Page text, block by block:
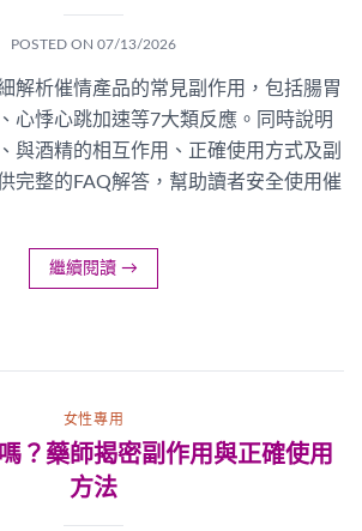
POSTED ON 07/13/2026
解析催情產品的常見副作用，包括腸胃
心悸心跳加速等7大類反應。同時說明
與酒精的相互作用、正確使用方式及副
完整的FAQ解答，幫助讀者安全使用催
繼續閱讀 →
女性專用
？藥師揭密副作用與正確使用
方法